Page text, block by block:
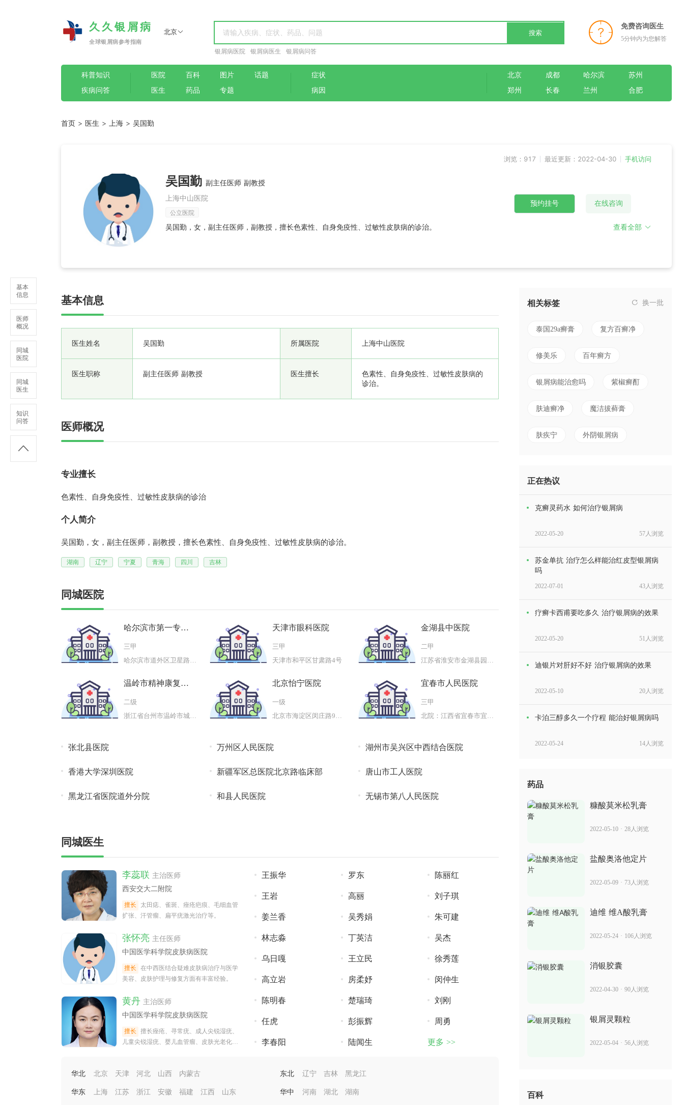
久久银屑病
全球银屑病参考指南
北京 搜索
银屑病医院 银屑病医生 银屑病问答
免费咨询医生
5分钟内为您解答
科普知识
疾病问答
医院
医生
百科
药品
图片
专题
话题
症状
病因
北京
郑州
成都
长春
哈尔滨
兰州
苏州
合肥
首页 > 医生 > 上海 > 吴国勤
基本
信息
医师
概况
同城
医院
同城
医生
知识
问答
浏览：917 最近更新：2022-04-30 手机访问
吴国勤 副主任医师 副教授
上海中山医院
公立医院
吴国勤，女，副主任医师，副教授，擅长色素性、自身免疫性、过敏性皮肤病的诊治。 查看全部
预约挂号 在线咨询
基本信息
医生姓名 吴国勤 所属医院 上海中山医院
医生职称 副主任医师 副教授 医生擅长
色素性、自身免疫性、过敏性皮肤病的
诊治。
医师概况
专业擅长
色素性、自身免疫性、过敏性皮肤病的诊治
个人简介
吴国勤，女，副主任医师，副教授，擅长色素性、自身免疫性、过敏性皮肤病的诊治。
湖南 辽宁 宁夏 青海 四川 吉林
同城医院
哈尔滨市第一专科
三甲
哈尔滨市道外区卫星路10号
天津市眼科医院
三甲
天津市和平区甘肃路4号
金湖县中医院
二甲
江苏省淮安市金湖县园林路199号
温岭市精神康复医
二级
浙江省台州市温岭市城南镇大闾振
北京怡宁医院
一级
北京市海淀区闵庄路9号北京怡宁
宜春市人民医院
三甲
北院：江西省宜春市宜阳新区锦绣大
张北县医院 万州区人民医院 湖州市吴兴区中西结合医院
香港大学深圳医院 新疆军区总医院北京路临床部 唐山市工人医院
黑龙江省医院道外分院 和县人民医院 无锡市第八人民医院
同城医生
李蕊联 主治医师
西安交大二附院
擅长
太田痣、雀斑、痤疮疤痕、毛细血管
扩张、汗管瘤、扁平疣激光治疗等。
张怀亮 主任医师
中国医学科学院皮肤病医院
擅长
在中西医结合疑难皮肤病治疗与医学
美容、皮肤护理与修复方面有丰富经验。
黄丹 主治医师
中国医学科学院皮肤病医院
擅长
擅长痤疮、寻常疣、成人尖锐湿疣、
儿童尖锐湿疣、婴儿血管瘤、皮肤光老化、
王振华 罗东 陈丽红
王岩 高丽 刘子琪
姜兰香 吴秀娟 朱可建
林志淼 丁英洁 吴杰
乌日嘎 王立民 徐秀莲
高立岩 房柔妤 闵仲生
陈明春 楚瑞琦 刘刚
任虎 彭振辉 周勇
李春阳 陆闻生 更多 >>
华北 北京 天津 河北 山西 内蒙古 东北 辽宁 吉林 黑龙江
华东 上海 江苏 浙江 安徽 福建 江西 山东 华中 河南 湖北 湖南
相关标签 换一批
泰国29a癣膏 复方百癣净
修美乐 百年癣方
银屑病能治愈吗 紫椒癣酊
肤迪癣净 魔洁拔藓膏
肤疾宁 外阴银屑病
正在热议
克癣灵药水 如何治疗银屑病
2022-05-20 57人浏览
苏金单抗 治疗怎么样能治红皮型银屑病
吗
2022-07-01 43人浏览
疗癣卡西甫要吃多久 治疗银屑病的效果
2022-05-20 51人浏览
迪银片对肝好不好 治疗银屑病的效果
2022-05-10 20人浏览
卡泊三醇多久一个疗程 能治好银屑病吗
2022-05-24 14人浏览
样
药品
糠酸莫米松乳膏
2022-05-10 · 28人浏览
盐酸奥洛他定片
2022-05-09 · 73人浏览
迪维 维A酸乳膏
2022-05-24 · 106人浏览
消银胶囊
2022-04-30 · 90人浏览
银屑灵颗粒
2022-05-04 · 56人浏览
百科